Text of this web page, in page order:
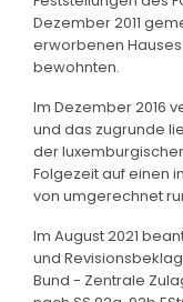
Dezember 2011
erworbenen
bewohnten.
Im Dezember 2016
und das zugrunde
der
Folgezeit auf einen
von umgerechnet
Im August 2021
und
Bund - Zentrale